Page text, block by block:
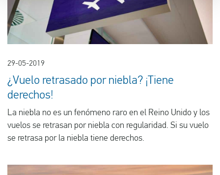
29-05-2019
¿Vuelo retrasado por niebla? ¡Tiene
derechos!
La niebla no es un fenómeno raro en el Reino Unido y los
vuelos se retrasan por niebla con regularidad. Si su vuelo
se retrasa por la niebla tiene derechos.